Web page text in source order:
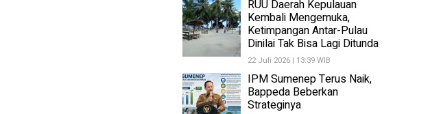
RUU Daerah Kepulauan
Kembali Mengemuka,
Ketimpangan Antar-Pulau
Dinilai Tak Bisa Lagi Ditunda
22 Juli 2026 | 13:39 WIB
IPM Sumenep Terus Naik,
Bappeda Beberkan
Strateginya